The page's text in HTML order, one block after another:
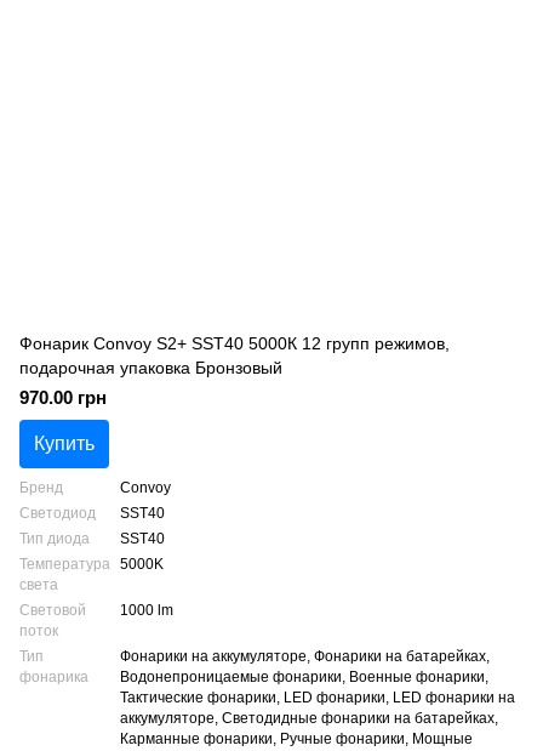
Фонарик Convoy S2+ SST40 5000К 12 групп режимов,
подарочная упаковка Бронзовый
970.00 грн
Купить
Бренд
Convoy
Светодиод
SST40
Тип диода
SST40
Температура
света
5000K
Световой
поток
1000 lm
Тип
фонарика
Фонарики на аккумуляторе, Фонарики на батарейках,
Водонепроницаемые фонарики, Военные фонарики,
Тактические фонарики, LED фонарики, LED фонарики на
аккумуляторе, Светодидные фонарики на батарейках,
Карманные фонарики, Ручные фонарики, Мощные